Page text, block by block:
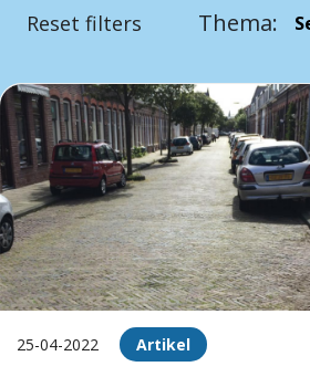
Reset filters Thema:
25-04-2022 Artikel